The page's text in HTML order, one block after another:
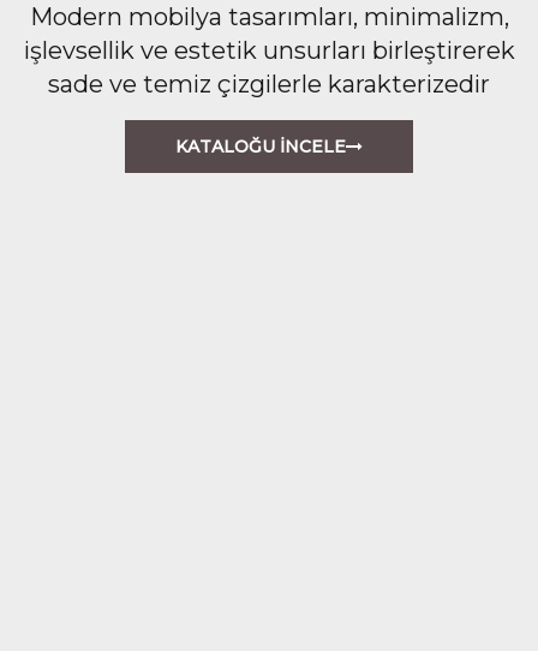
Modern mobilya tasarımları, minimalizm,
işlevsellik ve estetik unsurları birleştirerek
sade ve temiz çizgilerle karakterizedir
KATALOĞU İNCELE